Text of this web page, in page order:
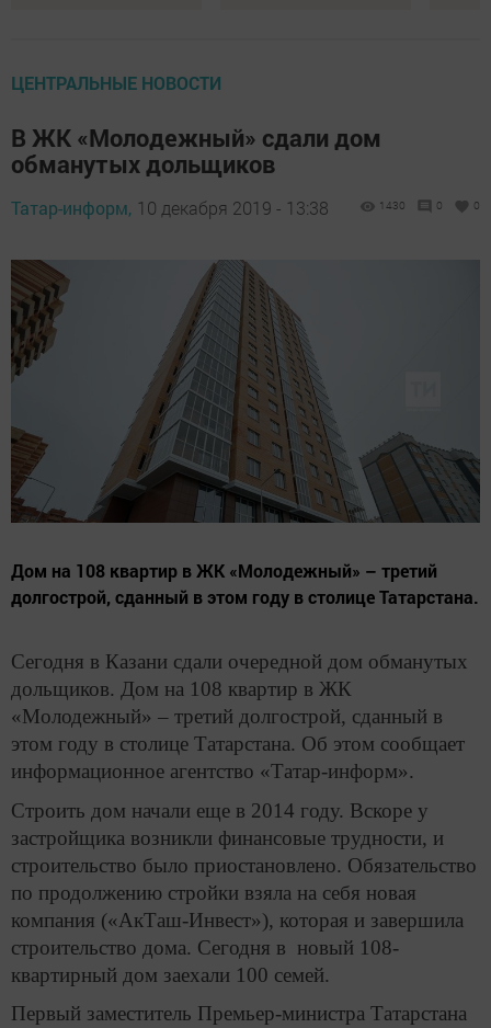
ЦЕНТРАЛЬНЫЕ НОВОСТИ
В ЖК «Молодежный» сдали дом
обманутых дольщиков
Татар-информ, 10 декабря 2019 - 13:38 1430 0 0
Дом на 108 квартир в ЖК «Молодежный» – третий
долгострой, сданный в этом году в столице Татарстана.
Сегодня в Казани сдали очередной дом обманутых
дольщиков. Дом на 108 квартир в ЖК
«Молодежный» – третий долгострой, сданный в
этом году в столице Татарстана. Об этом сообщает
информационное агентство «Татар-информ».
Строить дом начали еще в 2014 году. Вскоре у
застройщика возникли финансовые трудности, и
строительство было приостановлено. Обязательство
по продолжению стройки взяла на себя новая
компания («АкТаш-Инвест»), которая и завершила
строительство дома. Сегодня в новый 108-
квартирный дом заехали 100 семей.
Первый заместитель Премьер-министра Татарстана